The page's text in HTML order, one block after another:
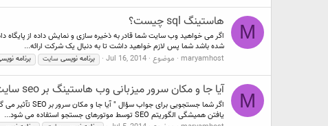
M هاستینگ sql چیست؟
شده باشد شما پس لازم خواهید داشت تا به دنبال یک شرکت ارائه...
maryamhost موضوع Jul 16, 2014 برنامه نویسی سایت برنامه
M آیا جا و مکان سرور میزبانی وب هاستینگ بر seo سایت تاثیر گذار است؟
یافتن همیشگی الگوریتم SEO توسط موتورهای جستجو استفاده می شود...